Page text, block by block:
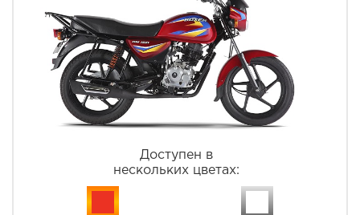
Доступен в
нескольких цветах: